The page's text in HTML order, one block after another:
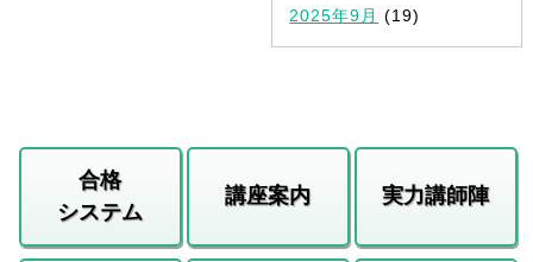
2025年9月 (19)
合格
システム
講座案内 実力講師陣